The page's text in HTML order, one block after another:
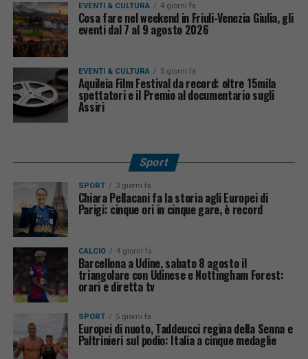
EVENTI & CULTURA 4 giorni fa
Cosa fare nel weekend in Friuli-Venezia Giulia, gli
eventi dal 7 al 9 agosto 2026
EVENTI & CULTURA 5 giorni fa
Aquileia Film Festival da record: oltre 15mila
spettatori e il Premio al documentario sugli
Assiri
Sport
SPORT 3 giorni fa
Chiara Pellacani fa la storia agli Europei di
Parigi: cinque ori in cinque gare, è record
CALCIO 4 giorni fa
Barcellona a Udine, sabato 8 agosto il
triangolare con Udinese e Nottingham Forest:
orari e diretta tv
SPORT 5 giorni fa
Europei di nuoto, Taddeucci regina della Senna e
Paltrinieri sul podio: Italia a cinque medaglie